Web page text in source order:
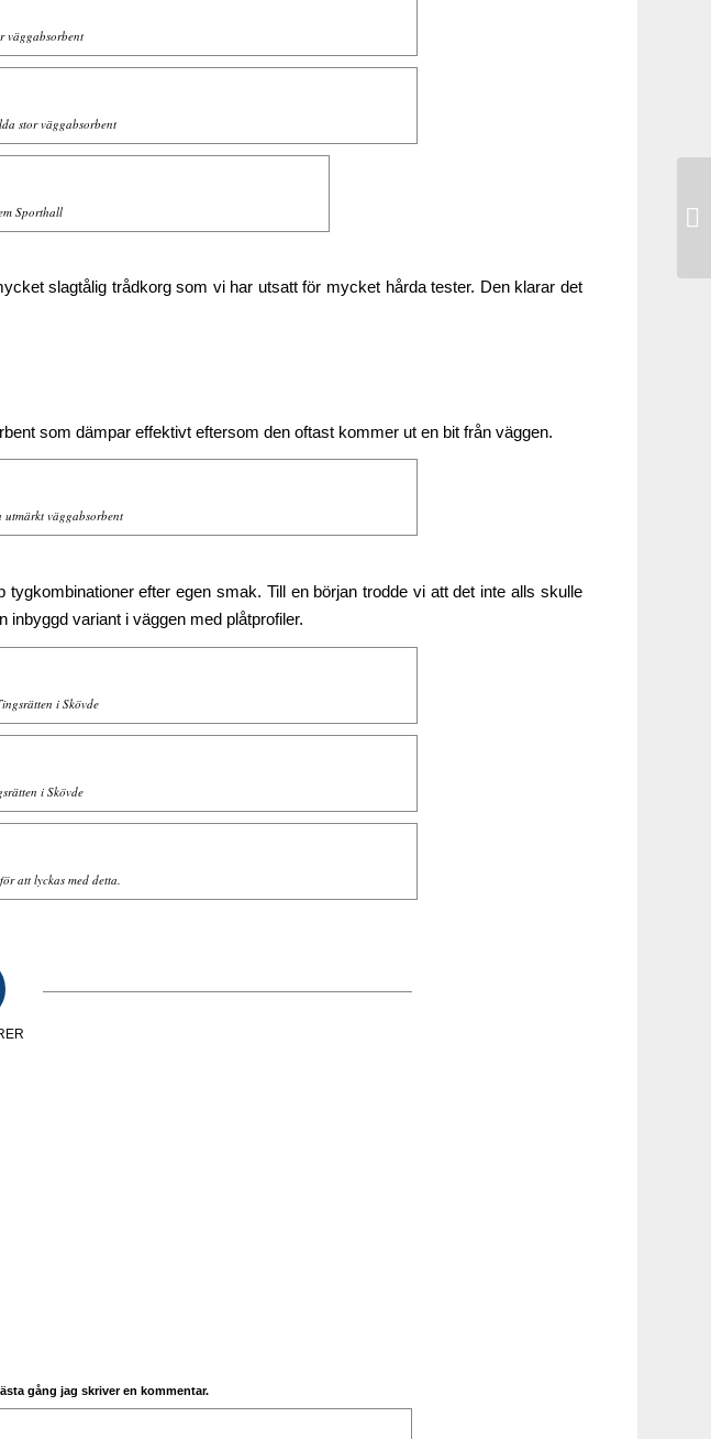
väggabsorbent
stor väggabsorbent
Sporthall
slagtålig trådkorg som vi har utsatt för mycket hårda tester. Den klarar det
som dämpar effektivt eftersom den oftast kommer ut en bit från väggen.
utmärkt väggabsorbent
efter egen smak. Till en början trodde vi att det inte alls skulle
variant i väggen med plåtprofiler.
i Skövde
i Skövde
att lyckas med detta.
gång jag skriver en kommentar.